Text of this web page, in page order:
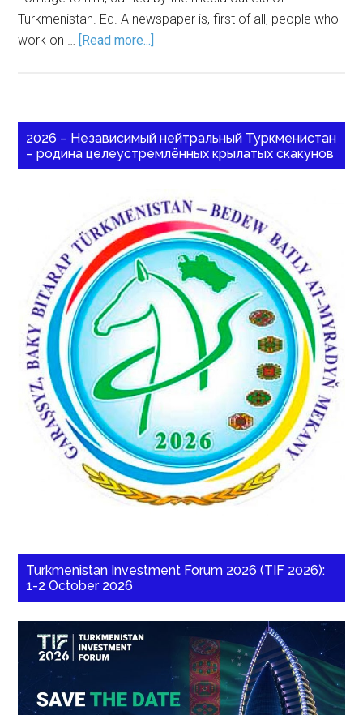
Turkmenistan. Ed. A newspaper is, first of all, people who
work on … [Read more...]
2026 – Независимый нейтральный Туркменистан
– родина целеустремлённых крылатых скакунов
Turkmenistan Investment Forum 2026 (TIF 2026):
1-2 October 2026